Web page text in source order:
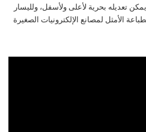
تعديله بحرية لأعلى ولأسفل، ولليسار
الأمثل لمصانع الإلكترونيات الصغيرة